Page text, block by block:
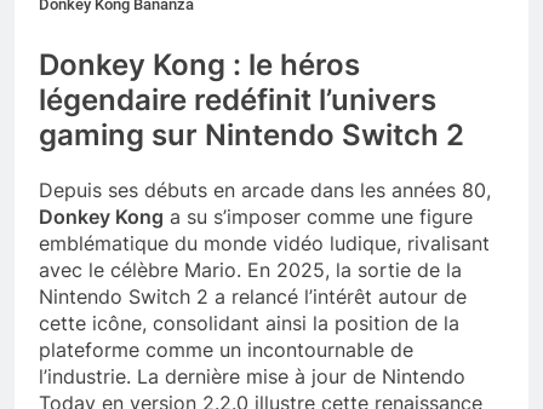
Donkey Kong Bananza
Donkey Kong : le héros
légendaire redéfinit l’univers
gaming sur Nintendo Switch 2
Depuis ses débuts en arcade dans les années 80,
Donkey Kong a su s’imposer comme une figure
emblématique du monde vidéo ludique, rivalisant
avec le célèbre Mario. En 2025, la sortie de la
Nintendo Switch 2 a relancé l’intérêt autour de
cette icône, consolidant ainsi la position de la
plateforme comme un incontournable de
l’industrie. La dernière mise à jour de Nintendo
Today en version 2.2.0 illustre cette renaissance